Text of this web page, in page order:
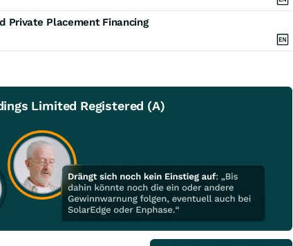
Private Placement Financing
Limited Registered (A)